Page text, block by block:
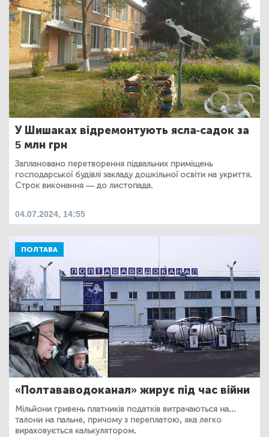
У Шишаках відремонтують ясла-садок за
5 млн грн
Заплановано перетворення підвальних приміщень
господарської будівлі закладу дошкільної освіти на укриття.
Строк виконання — до листопада.
04.07.2024, 14:55
ПОЛТАВА
«Полтававодоканал» жирує під час війни
Мільйони гривень платників податків витрачаються на...
талони на пальне, причому з переплатою, яка легко
вираховується калькулятором.